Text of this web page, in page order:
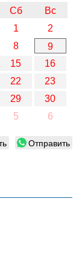
Сб
Вс
1
2
8
9
15
16
22
23
29
30
5 6
Отправить